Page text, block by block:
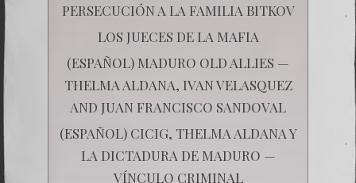
PERSECUCIÓN A LA FAMILIA BITKOV
LOS JUECES DE LA MAFIA
(ESPAÑOL) MADURO OLD ALLIES —
THELMA ALDANA, IVAN VELASQUEZ
AND JUAN FRANCISCO SANDOVAL
(ESPAÑOL) CICIG, THELMA ALDANA Y
LA DICTADURA DE MADURO —
VÍNCULO CRIMINAL